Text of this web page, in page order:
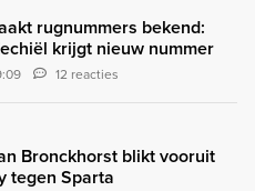
rugnummers bekend:
krijgt nieuw nummer
12 reacties
Bronckhorst blikt vooruit
tegen Sparta